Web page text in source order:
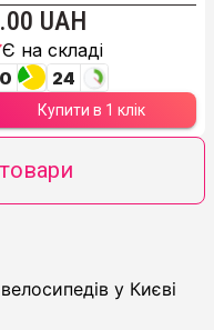
UAH
Є на складі
24
Купити в 1 клік
у Києві